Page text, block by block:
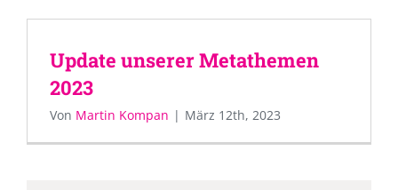
Update unserer Metathemen
2023
Von Martin Kompan | März 12th, 2023